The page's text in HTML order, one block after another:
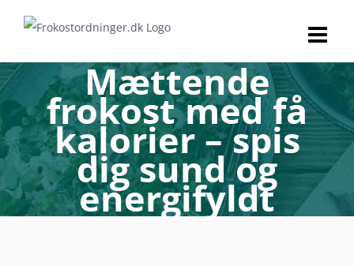
Mættende
frokost med få
kalorier – spis
dig sund og
energifyldt